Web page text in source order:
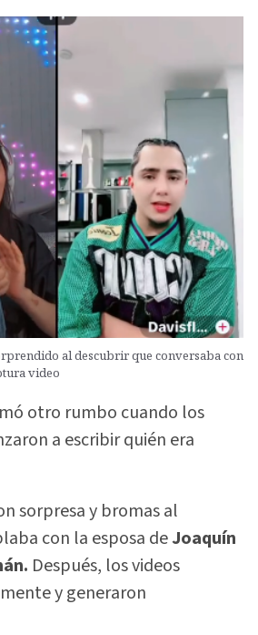
al descubrir que conversaba con
video
otro rumbo cuando los
a escribir quién era
sorpresa y bromas al
con la esposa deJoaquín
Después, los videos
y generaron